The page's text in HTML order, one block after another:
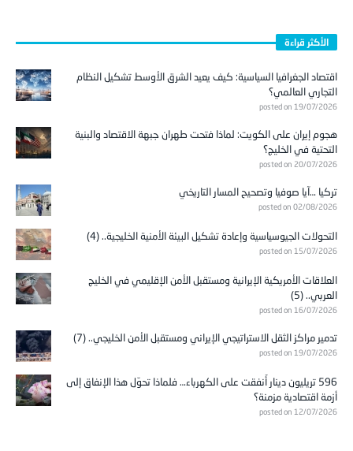
الأكثر قراءة
اقتصاد الجغرافيا السياسية: كيف يعيد الشرق الأوسط تشكيل النظام
التجاري العالمي؟
posted on 19/07/2026
هجوم إيران على الكويت: لماذا فتحت طهران جبهة الاقتصاد والبنية
التحتية في الخليج؟
posted on 20/07/2026
تركيا …آيا صوفيا وتصحيح المسار التاريخي
posted on 02/08/2026
التحولات الجيوسياسية وإعادة تشكيل البيئة الأمنية الخليجية.. (4)
posted on 15/07/2026
العلاقات الأمريكية الإيرانية ومستقبل الأمن الإقليمي في الخليج
العربي.. (5)
posted on 16/07/2026
تدمير مراكز الثقل الاستراتيجي الإيراني ومستقبل الأمن الخليجي.. (7)
posted on 19/07/2026
596 تريليون دينار أُنفقت على الكهرباء… فلماذا تحوّل هذا الإنفاق إلى
أزمة اقتصادية مزمنة؟
posted on 12/07/2026